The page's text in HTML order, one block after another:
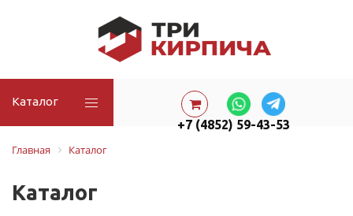
Каталог
+7 (4852) 59-43-53
Главная
Каталог
Каталог